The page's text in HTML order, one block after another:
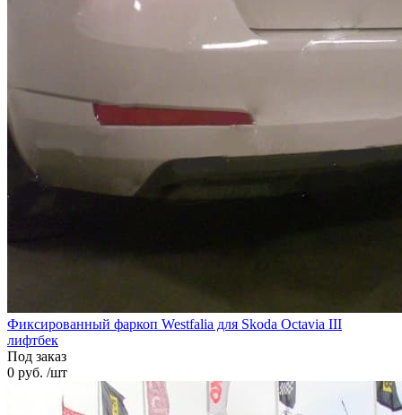
Фиксированный фаркоп Westfalia для Skoda Octavia III
лифтбек
Под заказ
0 руб. /шт